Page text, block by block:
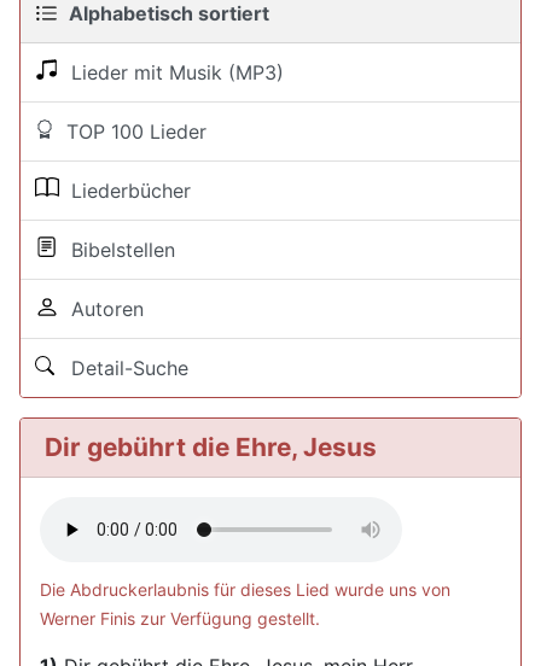
Alphabetisch sortiert
Lieder mit Musik (MP3)
TOP 100 Lieder
Liederbücher
Bibelstellen
Autoren
Detail-Suche
Dir gebührt die Ehre, Jesus
Die Abdruckerlaubnis für dieses Lied wurde uns von
Werner Finis zur Verfügung gestellt.